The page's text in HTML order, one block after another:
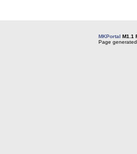
MKPortal M1.1
Page